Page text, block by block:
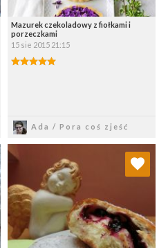
Mazurek czekoladowy z fiołkami i
porzeczkami
15 sie 2015 21:15
Ada / Pora coś zjeść
Dodaj do ulubionych
Wybierz listę: